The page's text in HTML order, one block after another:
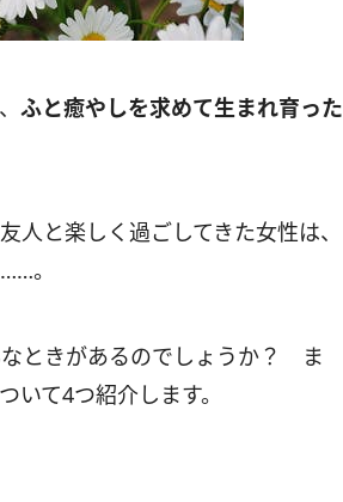
ふと癒やしを求めて生まれ育った
と楽しく過ごしてきた女性は、
。
ときがあるのでしょうか？ ま
て4つ紹介します。